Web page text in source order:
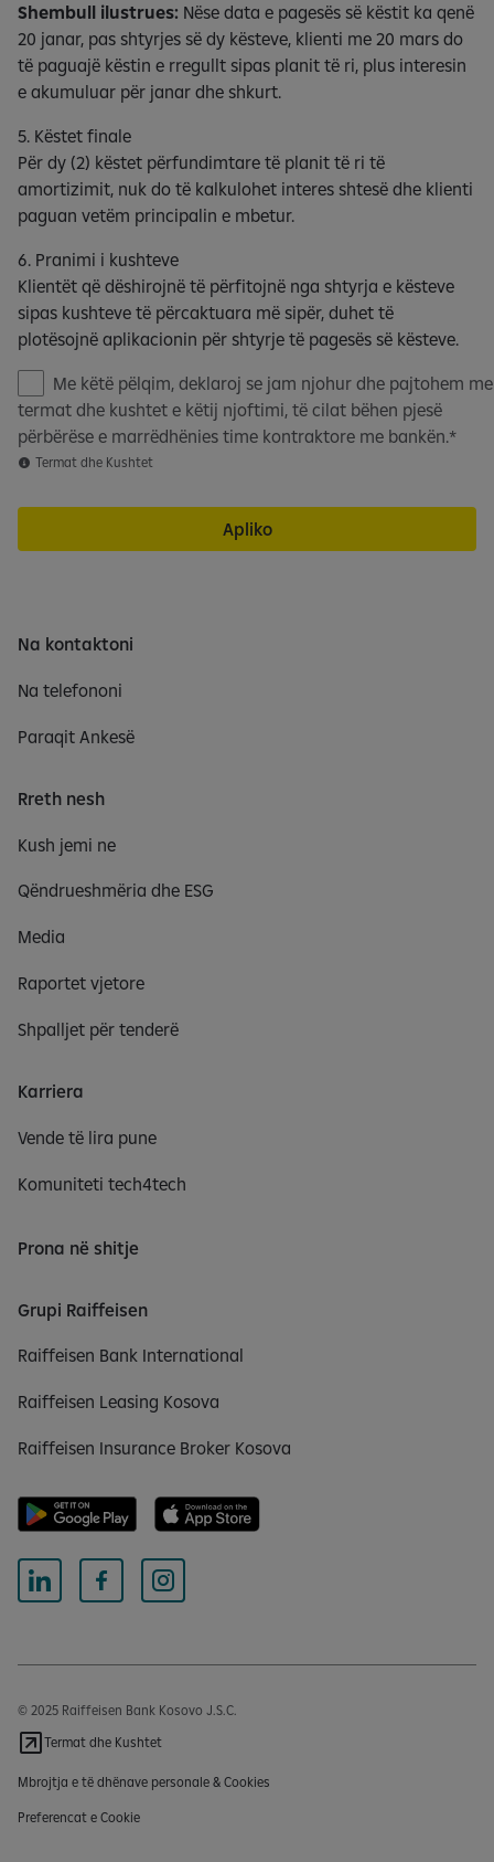
Shembull ilustrues: Nëse data e pagesës së këstit ka qenë
20 janar, pas shtyrjes së dy kësteve, klienti me 20 mars do
të paguajë këstin e rregullt sipas planit të ri, plus interesin
e akumuluar për janar dhe shkurt.
5. Këstet finale
Për dy (2) këstet përfundimtare të planit të ri të
amortizimit, nuk do të kalkulohet interes shtesë dhe klienti
paguan vetëm principalin e mbetur.
6. Pranimi i kushteve
Klientët që dëshirojnë të përfitojnë nga shtyrja e kësteve
sipas kushteve të përcaktuara më sipër, duhet të
plotësojnë aplikacionin për shtyrje të pagesës së kësteve.
ë
l
q
m
Me këtë pëlqim, deklaroj se jam njohur dhe pajtohem me
termat dhe kushtet e këtij njoftimi, të cilat bëhen pjesë
përbërëse e marrëdhënies time kontraktore me bankën.
Termat dhe Kushtet
Apliko
Na kontaktoni
Na telefononi
Paraqit Ankesë
Rreth nesh
Kush jemi ne
Qëndrueshmëria dhe ESG
Media
Raportet vjetore
Shpalljet për tenderë
Karriera
Vende të lira pune
Komuniteti tech4tech
Prona në shitje
Grupi Raiffeisen
Raiffeisen Bank International
Raiffeisen Leasing Kosova
Raiffeisen Insurance Broker Kosova
© 2025 Raiffeisen Bank Kosovo J.S.C.
Termat dhe Kushtet
Mbrojtja e të dhënave personale & Cookies
Preferencat e Cookie